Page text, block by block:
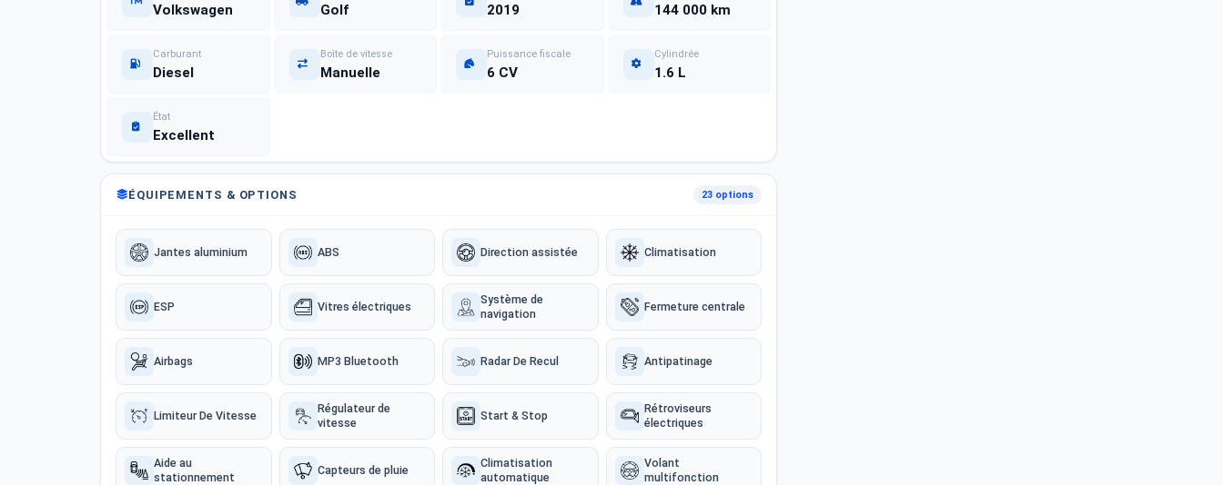
Volkswagen Golf 2019 144 000 km
Carburant
Diesel
Boîte de vitesse
Manuelle
Puissance fiscale
6 CV
Cylindrée
1.6 L
État
Excellent
ÉQUIPEMENTS & OPTIONS 23 options
Jantes aluminium ABS Direction assistée Climatisation
ESP Vitres électriques
Système de
navigation
Fermeture centrale
Airbags MP3 Bluetooth Radar De Recul Antipatinage
Limiteur De Vitesse
Régulateur de
vitesse
Start & Stop
Rétroviseurs
électriques
Aide au
stationnement
Capteurs de pluie
Climatisation
automatique
Volant
multifonction